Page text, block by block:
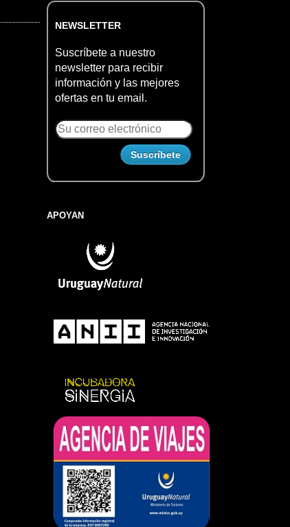
NEWSLETTER
Suscríbete a nuestro
newsletter para recibir
información y las mejores
ofertas en tu email.
APOYAN